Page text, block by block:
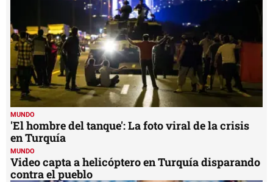
MUNDO
'El hombre del tanque': La foto viral de la crisis
en Turquía
MUNDO
Video capta a helicóptero en Turquía disparando
contra el pueblo